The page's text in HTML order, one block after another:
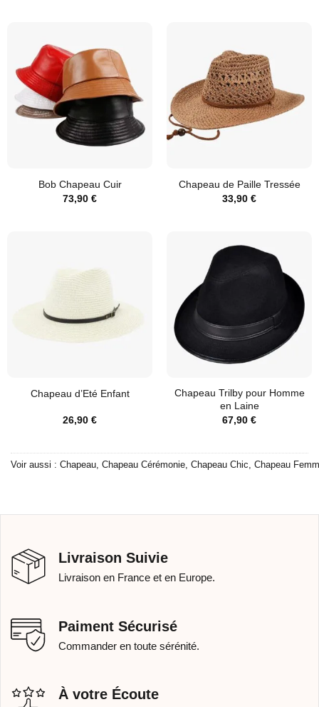
Bob Chapeau Cuir
73,90 €
Chapeau de Paille Tressée
33,90 €
Chapeau d’Eté Enfant
26,90 €
Chapeau Trilby pour Homme
en Laine
67,90 €
Voir aussi : Chapeau, Chapeau Cérémonie, Chapeau Chic, Chapeau
Livraison Suivie
Livraison en France et en Europe.
Paiment Sécurisé
Commander en toute sérénité.
À votre Écoute